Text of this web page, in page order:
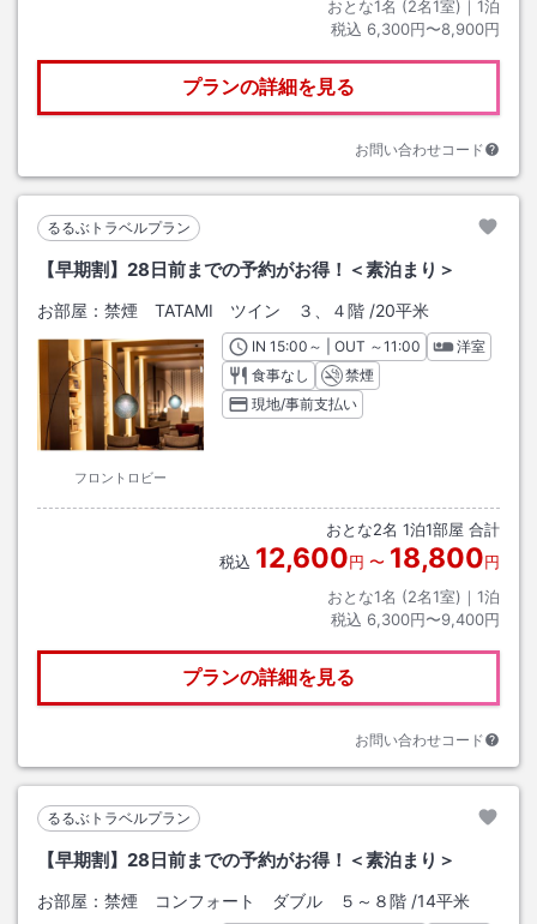
おとな1名 (2名1室)｜ 1泊
税込 6,300円〜8,900円
プランの詳細を見る
お問い合わせコード
るるぶトラベルプラン
【早期割】28日前までの予約がお得！＜素泊まり＞
お部屋： 禁煙 TATAMI ツイン ３、４階 /20平米
フロントロビー
INチェックイン
15:00 ～ | OUT チェックアウト
～11:00
洋室
食事なし
禁煙
現地/事前支払い
おとな2名 1泊1部屋 合計
税込 12,600円 〜 18,800円
おとな1名 (2名1室)｜ 1泊
税込 6,300円〜9,400円
プランの詳細を見る
お問い合わせコード
るるぶトラベルプラン
【早期割】28日前までの予約がお得！＜素泊まり＞
お部屋： 禁煙 コンフォート ダブル ５～８階 /14平米